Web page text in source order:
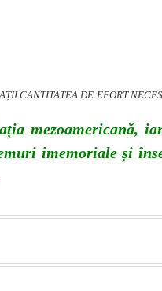
CANTITATEA DE EFORT
mezoamericană,
imemoriale și